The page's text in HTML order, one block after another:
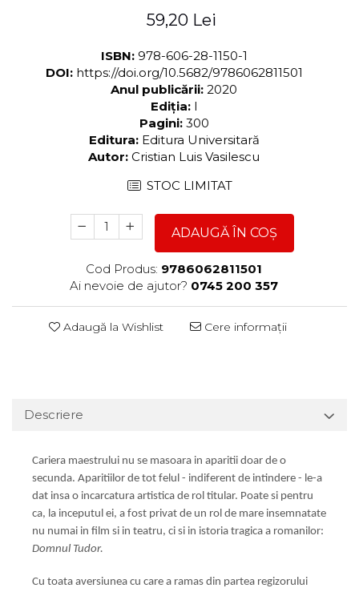
59,20 Lei
ISBN: 978-606-28-1150-1
DOI: https://doi.org/10.5682/9786062811501
Anul publicării: 2020
Ediția: I
Pagini: 300
Editura: Editura Universitară
Autor: Cristian Luis Vasilescu
STOC LIMITAT
ADAUGĂ ÎN COȘ
Cod Produs: 9786062811501
Ai nevoie de ajutor? 0745 200 357
Adaugă la Wishlist Cere informații
Descriere
Cariera maestrului nu se masoara in aparitii doar de o
secunda. Aparitiilor de tot felul - indiferent de intindere - le-a
dat insa o incarcatura artistica de rol titular. Poate si pentru
ca, la inceputul ei, a fost privat de un rol de mare insemnatate
nu numai in film si in teatru, ci si in istoria tragica a romanilor:
Domnul Tudor.
Cu toata aversiunea cu care a ramas din partea regizorului